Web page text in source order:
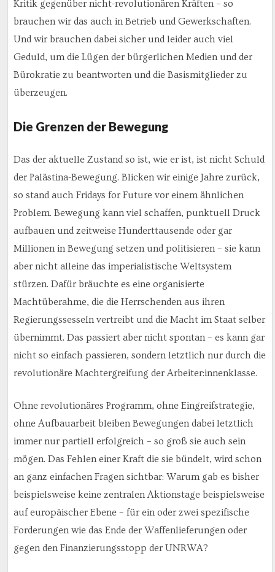
Kritik gegenüber nicht-revolutionären Kräften – so
brauchen wir das auch in Betrieb und Gewerkschaften.
Und wir brauchen dabei sicher und leider auch viel
Geduld, um die Lügen der bürgerlichen Medien und der
Bürokratie zu beantworten und die Basismitglieder zu
überzeugen.
Die Grenzen der Bewegung
Das der aktuelle Zustand so ist, wie er ist, ist nicht Schuld
der Palästina-Bewegung. Blicken wir einige Jahre zurück,
so stand auch Fridays for Future vor einem ähnlichen
Problem. Bewegung kann viel schaffen, punktuell Druck
aufbauen und zeitweise Hunderttausende oder gar
Millionen in Bewegung setzen und politisieren – sie kann
aber nicht alleine das imperialistische Weltsystem
stürzen. Dafür bräuchte es eine organisierte
Machtüberahme, die die Herrschenden aus ihren
Regierungssesseln vertreibt und die Macht im Staat selber
übernimmt. Das passiert aber nicht spontan – es kann gar
nicht so einfach passieren, sondern letztlich nur durch die
revolutionäre Machtergreifung der Arbeiter:innenklasse.
Ohne revolutionäres Programm, ohne Eingreifstrategie,
ohne Aufbauarbeit bleiben Bewegungen dabei letztlich
immer nur partiell erfolgreich – so groß sie auch sein
mögen. Das Fehlen einer Kraft die sie bündelt, wird schon
an ganz einfachen Fragen sichtbar: Warum gab es bisher
beispielsweise keine zentralen Aktionstage beispielsweise
auf europäischer Ebene – für ein oder zwei spezifische
Forderungen wie das Ende der Waffenlieferungen oder
gegen den Finanzierungsstopp der UNRWA?